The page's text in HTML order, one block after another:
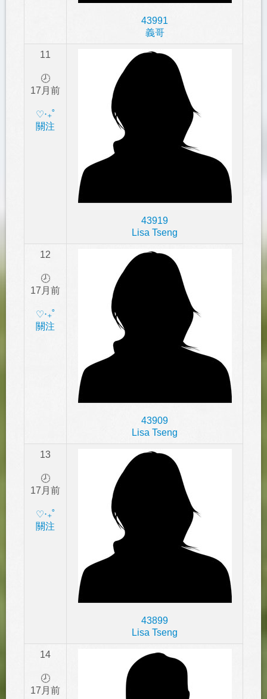
43991
義哥
11
🕗
17月前
‎♡‧₊˚
關注
43919
Lisa Tseng
12
🕗
17月前
‎♡‧₊˚
關注
43909
Lisa Tseng
13
🕗
17月前
‎♡‧₊˚
關注
43899
Lisa Tseng
14
🕗
17月前